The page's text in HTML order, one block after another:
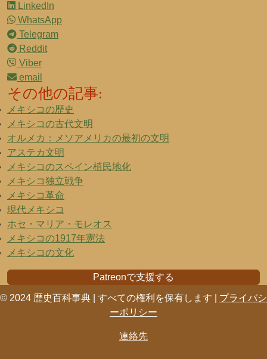
LinkedIn
WhatsApp
Telegram
Reddit
Viber
email
その他の記事:
メキシコの歴史
メキシコの古代文明
オルメカ：メソアメリカの最初の文明
アステカ文明
メキシコのスペイン植民地化
メキシコ独立戦争
メキシコ革命
現代メキシコ
ホセ・マリア・モレオス
メキシコの1917年憲法
メキシコの文化
Patreonで支援する
© 2024 歴史百科事典 | すべての権利を保有します | プライバシ
ーポリシー
連絡先